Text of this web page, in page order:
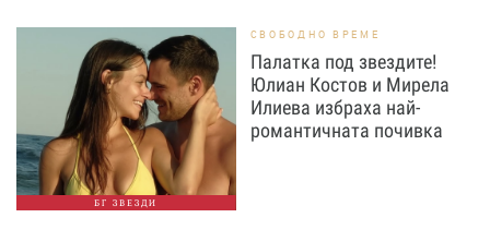
БГ ЗВЕЗДИ
СВОБОДНО ВРЕМЕ
Палатка под звездите!
Юлиан Костов и Мирела
Илиева избраха най-
романтичната почивка